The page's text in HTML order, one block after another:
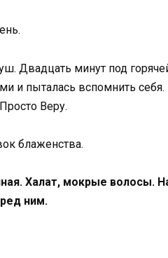
Двадцать минут под
и пыталась вспомнить
Веру.
блаженства.
Халат, мокрые волосы.
ним.